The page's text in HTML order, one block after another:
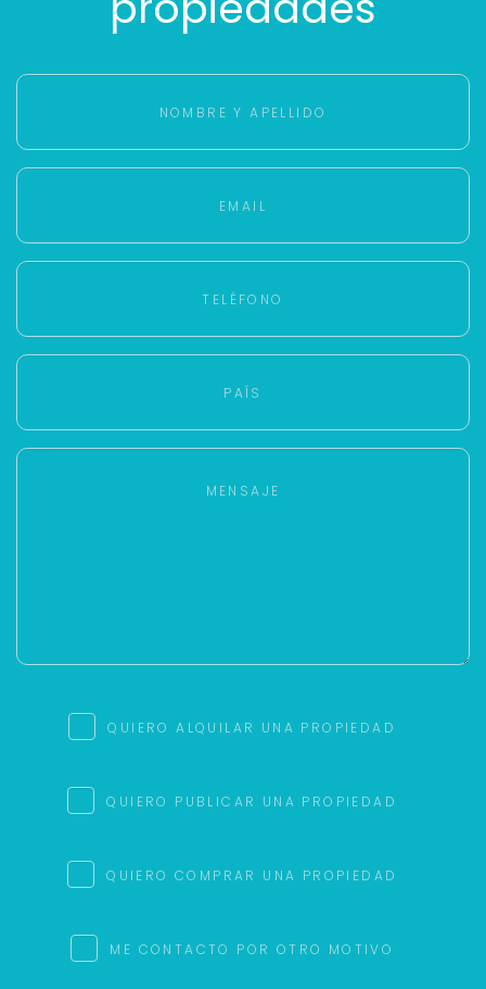
QUIERO ALQUILAR UNA PROPIEDAD
QUIERO PUBLICAR UNA PROPIEDAD
QUIERO COMPRAR UNA PROPIEDAD
ME CONTACTO POR OTRO MOTIVO